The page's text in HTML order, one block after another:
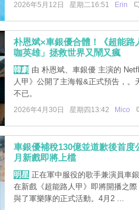
2026年5月12日 星期二16:51 Erin
朴恩斌×車銀優合體！《超能
咖英雄」拯救世界又鬧又瘋
韓劇 由 朴恩斌、車銀優 主演的
人甲》公開了主海報&正式預告，。
不已。
2026年4月30日 星期四13:42 Mico
車銀優補稅130億並道歉後首
月新戲即將上檔
明星正在軍中服役的歌手兼演員車
在新戲《超能路人甲》即將開播之
與了軍樂隊的正式活動。4月2 ...